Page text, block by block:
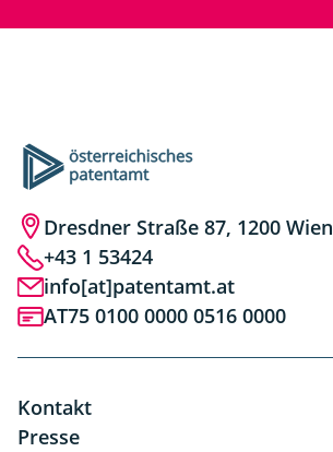
Dresdner Straße 87, 1200 Wien
+43 1 53424
info[at]patentamt.at
AT75 0100 0000 0516 0000
Kontakt
Presse